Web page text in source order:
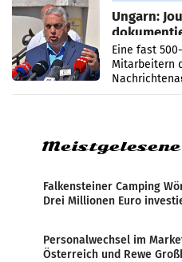
Ungarn:
Zensur
Eine fast
Mitarbeitern
Falkensteiner Camping
Drei Millionen Euro
Personalwechsel im
Österreich und Rewe